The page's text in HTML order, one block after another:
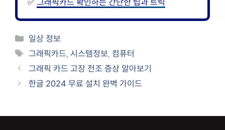
카
테
리
일상 정보
태
그
그래픽카드 ,시스템정보 컴퓨터
그래픽 카드 고장 전조 증상 알아보기
한글 2024 무료 설치 완벽 가이드